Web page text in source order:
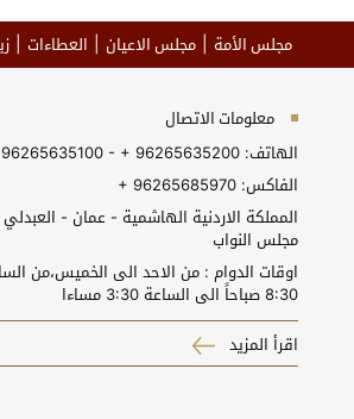
مجلس الأمة مجلس الاعيان العطاءات
معلومات الاتصال
الهاتف: - + 96265635200
الفاكس: + 96265685970
المملكة الاردنية الهاشمية - عمان -
مجلس النواب
اوقات الدوام : من الاحد الى الخميس،من
8:30 صباحاً الى الساعة 3:30 مساءا
اقرأ المزيد